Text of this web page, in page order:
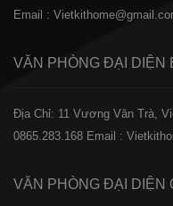
Email :
VĂN PHÒNG ĐẠI DIỆN
Địa Chỉ: 11 Vương Văn Trà,
0865.283.168 Email :
VĂN PHÒNG ĐẠI DIỆN